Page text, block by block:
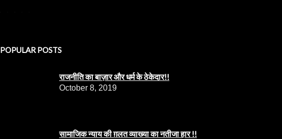
POPULAR POSTS
राजनीति का बाज़ार और धर्म के ठेकेदार!!
October 8, 2019
सामाजिक न्याय की ग़लत व्याख्या का नतीजा हार !!